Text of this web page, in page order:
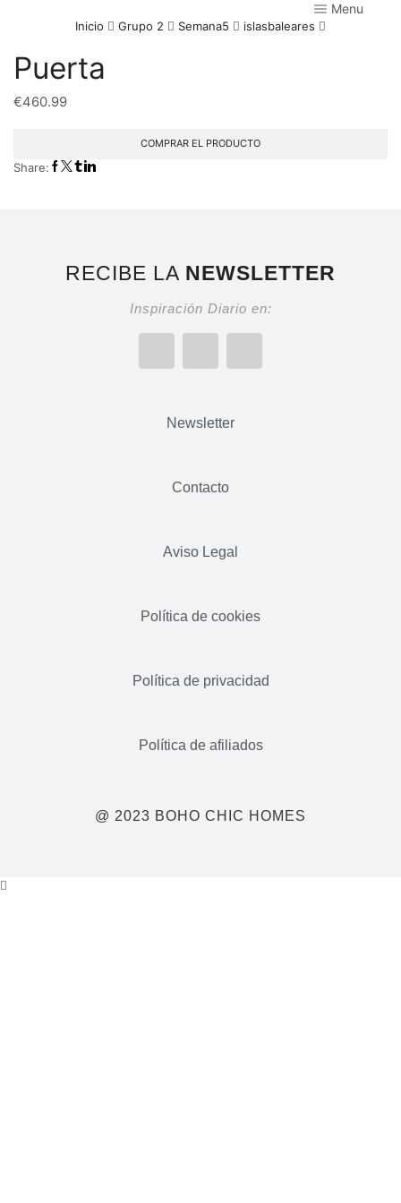
Menu
Inicio Grupo 2 Semana5 islasbaleares
Puerta
€460.99
COMPRAR EL PRODUCTO
Share:
RECIBE LA NEWSLETTER
Inspiración Diario en:
Newsletter
Contacto
Aviso Legal
Política de cookies
Política de privacidad
Política de afiliados
@ 2023 BOHO CHIC HOMES